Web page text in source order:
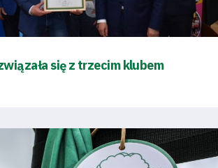
się z trzecim klubem